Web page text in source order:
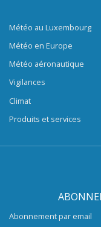
Météo au Luxembourg
Météo en Europe
Météo aéronautique
Vigilances
Climat
Produits et services
Abonnement par email